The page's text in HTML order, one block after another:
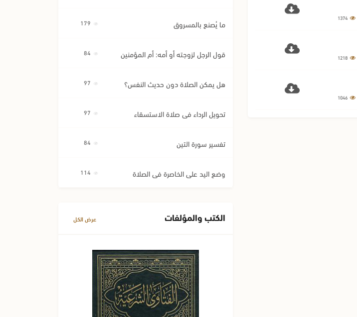
1374
1218
1046
ما يُصنع بالمسروق
قول الرجل لزوجته أو أمه: أم المؤمنين
هل يمكن الصلاة دون حديث النفس؟
تحويل الرداء في صلاة الاستسقاء
تفسير سورة التين
وضع اليد على الخاصرة في الصلاة
الكتب والمؤلفات عرض الكل